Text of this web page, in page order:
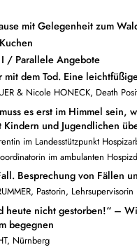
mit Gelegenheit zum
/ Parallele Angebote
mit dem Tod. Eine
& Nicole HONECK, Death
es erst im Himmel sein,
Kindern und Jugendlichen
im Landesstützpunkt
im ambulanten
Besprechung von Fällen
Pastorin,
heute nicht gestorben!“ –
begegnen
Nürnberg